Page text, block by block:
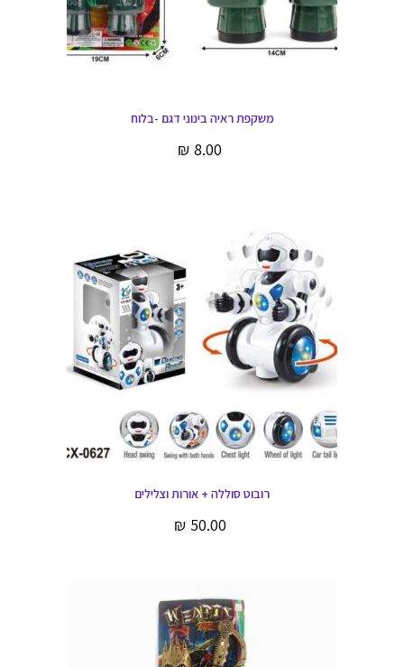
משקפת ראיה בינוני דגם -בלוח
₪ 8.00
רובוט סוללה + אורות וצלילים
₪ 50.00